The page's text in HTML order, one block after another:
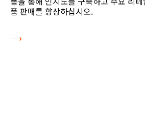
품 판매를 향상하십시오.
⟶